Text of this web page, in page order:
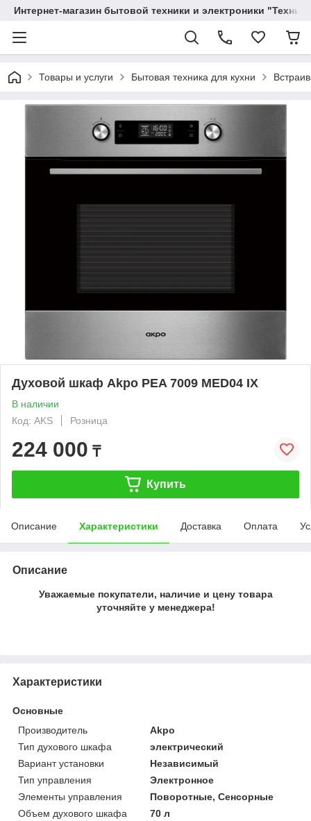
Интернет-магазин бытовой техники и электроники
Товары и услуги Бытовая техника для кухни
Духовой шкаф Akpo PEA 7009 MED04 IX
В наличии
Код: AKS
Розница
224 000 ₸
Купить
Описание Характеристики Доставка Оплата
Описание
Уважаемые покупатели, наличие и цену товара
уточняйте у менеджера!
Характеристики
Основные
Производитель
Akpo
Тип духового шкафа
электрический
Вариант установки
Независимый
Тип управления
Электронное
Элементы управления
Поворотные, Сенсорные
Объем духового шкафа
70 л